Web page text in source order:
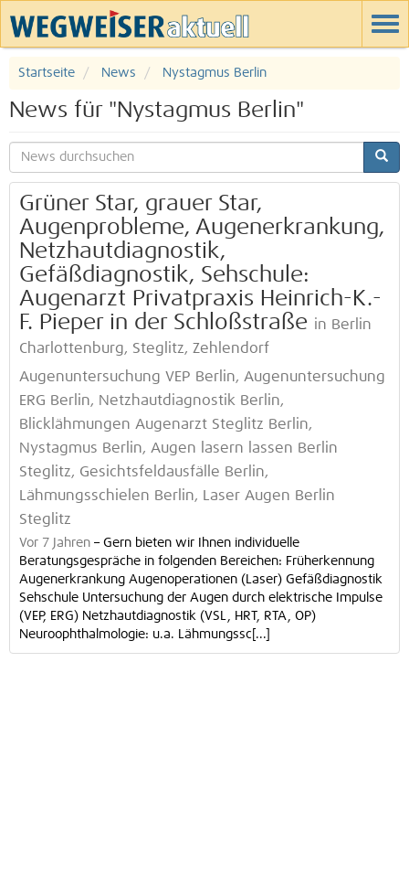
Startseite News Nystagmus Berlin
News für "Nystagmus Berlin"
Grüner Star, grauer Star,
Augenprobleme, Augenerkrankung,
Netzhautdiagnostik,
Gefäßdiagnostik, Sehschule:
Augenarzt Privatpraxis Heinrich-K.-
F. Pieper in der Schloßstraße in Berlin
Charlottenburg, Steglitz, Zehlendorf
Augenuntersuchung VEP Berlin, Augenuntersuchung
ERG Berlin, Netzhautdiagnostik Berlin,
Blicklähmungen Augenarzt Steglitz Berlin,
Nystagmus Berlin, Augen lasern lassen Berlin
Steglitz, Gesichtsfeldausfälle Berlin,
Lähmungsschielen Berlin, Laser Augen Berlin
Steglitz
Vor 7 Jahren – Gern bieten wir Ihnen individuelle
Beratungsgespräche in folgenden Bereichen: Früherkennung
Augenerkrankung Augenoperationen (Laser) Gefäßdiagnostik
Sehschule Untersuchung der Augen durch elektrische Impulse
(VEP, ERG) Netzhautdiagnostik (VSL, HRT, RTA, OP)
Neuroophthalmologie: u.a. Lähmungssc[...]